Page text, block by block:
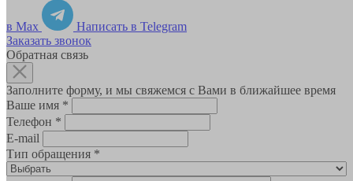
в Max
Написать в Telegram
Заказать звонок
Обратная связь
Заполните форму, и мы свяжемся с Вами в ближайшее время
Ваше имя *
Телефон *
E-mail
Тип обращения *